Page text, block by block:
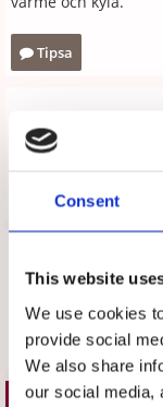
Consent
This website
We use cookies
provide social
We also share
our social media,
Tipsa
Arbetsskor